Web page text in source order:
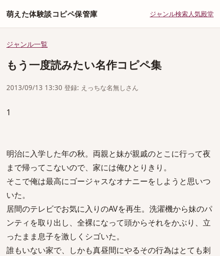
萌えた体験談コピペ保管庫 ジャンル検索人気殿堂
ジャンル一覧
もう一度読みたい名作コピペ集
2013/09/13 13:30 登録: えっちな名無しさん
1
明治に入学した年の秋。両親と妹が親戚のとこに行って夜
まで帰ってこないので、家には俺ひとりきり。
そこで俺は最高にゴージャスなオナニーをしようと思いつ
いた。
居間のテレビでお気に入りのAVを再生。洗濯機から妹のパ
ンティを取り出し、全裸になって頭からそれをかぶり、立
ったまま息子を激しくシゴいた。
誰もいない家で、しかも真昼間にやるその行為はとても刺